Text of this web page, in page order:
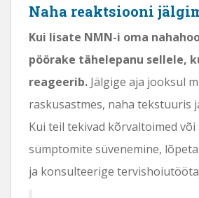
Naha reaktsiooni
Kui lisate NMN-i oma
pöörake tähelepanu sellele,
reageerib. Jälgige aja jooksul
raskusastmes, naha tekstuuris
Kui teil tekivad kõrvaltoimed või
sümptomite süvenemine,
ja konsulteerige